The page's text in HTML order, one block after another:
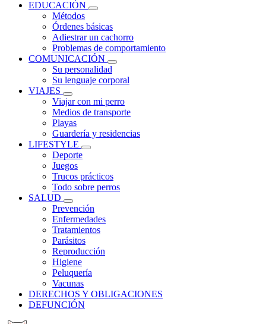
EDUCACIÓN
Métodos
Órdenes básicas
Adiestrar un cachorro
Problemas de comportamiento
COMUNICACIÓN
Su personalidad
Su lenguaje corporal
VIAJES
Viajar con mi perro
Medios de transporte
Playas
Guardería y residencias
LIFESTYLE
Deporte
Juegos
Trucos prácticos
Todo sobre perros
SALUD
Prevención
Enfermedades
Tratamientos
Parásitos
Reproducción
Higiene
Peluquería
Vacunas
DERECHOS Y OBLIGACIONES
DEFUNCIÓN